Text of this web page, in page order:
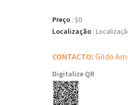
Preço : $0
Localização :
CONTACTO: Gildo
Digitalize QR